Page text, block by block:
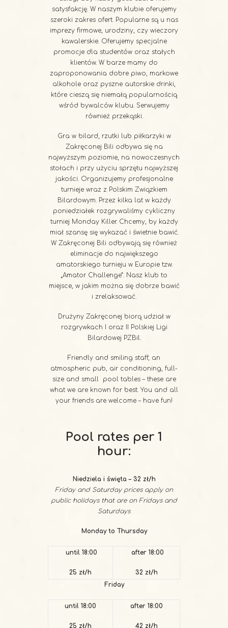
satysfakcję. W naszym klubie oferujemy
szeroki zakres ofert. Popularne są u nas
imprezy firmowe, urodziny, czy wieczory
kawalerskie. Oferujemy specjalne
promocje dla studentów oraz stałych
klientów. W barze mamy do
zaproponowania dobre piwo, markowe
alkohole oraz pyszne autorskie drinki,
które cieszą się niemałą popularnością
wśród bywalców klubu. Serwujemy
również przekąski.
Gra w bilard, rzutki lub piłkarzyki w
Zakręconej Bili odbywa się na
najwyższym poziomie, na nowoczesnych
stołach i przy użyciu sprzętu najwyższej
jakości. Organizujemy profesjonalne
turnieje wraz z Polskim Związkiem
Bilardowym. Przez kilka lat w każdy
poniedziałek rozgrywaliśmy cykliczny
turniej Monday Killer. Chcemy, by każdy
miał szansę się wykazać i świetnie bawić.
W Zakręconej Bili odbywają się również
eliminacje do największego
amatorskiego turnieju w Europie tzw.
„Amator Challenge”. Nasz klub to
miejsce, w jakim można się dobrze bawić
i zrelaksować.
Drużyny Zakręconej biorą udział w
rozgrywkach I oraz II Polskiej Ligi
Bilardowej PZBil.
Friendly and smiling staff, an
atmospheric pub, air conditioning, full-
size and small pool tables – these are
what we are known for best. You and all
your friends are welcome – have fun!
Pool rates per 1
hour:
Niedziela i święta – 32 zł/h
Friday and Saturday prices apply on
public holidays that are on Fridays and
Saturdays
Monday to Thursday
until 18:00
25 zł/h
after 18:00
32 zł/h
Friday
until 18:00
25 zł/h
after 18:00
42 zł/h